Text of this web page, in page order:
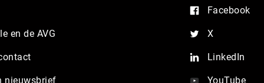
en de AVG
nieuwsbrief
Facebook
X
LinkedIn
YouTube